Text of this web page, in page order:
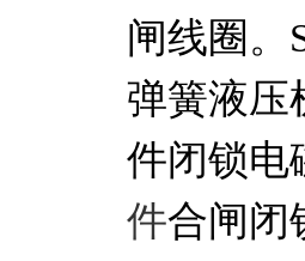
闸线圈。
弹簧液压
件闭锁电
件合闸闭